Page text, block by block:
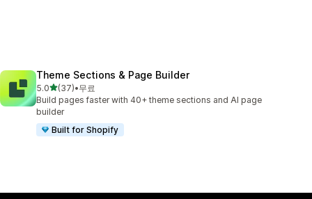
Theme Sections & Page Builder
5.0별 5개 중
(37)
총 리뷰 37개
•무료
Build pages faster with 40+ theme sections and AI page
builder
Built for Shopify